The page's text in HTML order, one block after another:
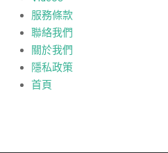
服務條款
聯絡我們
關於我們
隱私政策
首頁